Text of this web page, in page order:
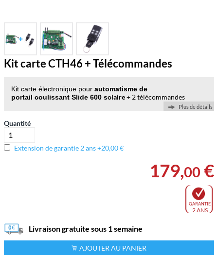
Kit carte CTH46 + Télécommandes
Kit carte électronique pour automatisme de
portail coulissant Slide 600 solaire+ 2 télécommandes
Plus de détails
Quantité
Extension de garantie 2 ans +20,00 €
179,00 €
GARANTIE
2 ANS
Livraison gratuite sous 1 semaine
AJOUTER AU PANIER